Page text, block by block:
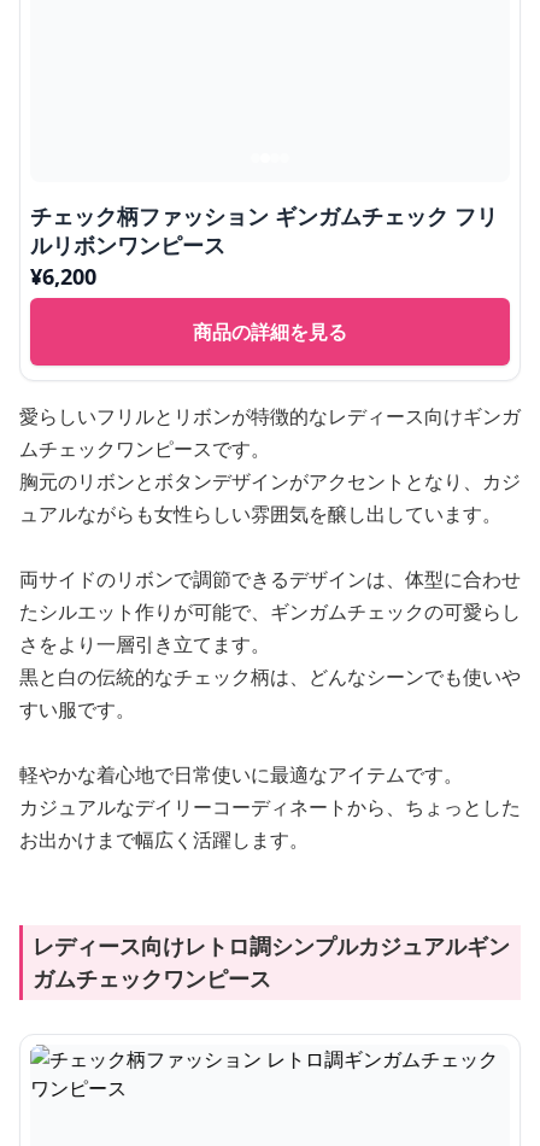
チェック柄ファッション ギンガムチェック フリ
ルリボンワンピース
¥6,200
商品の詳細を見る
愛らしいフリルとリボンが特徴的なレディース向けギンガ
ムチェックワンピースです。
胸元のリボンとボタンデザインがアクセントとなり、カジ
ュアルながらも女性らしい雰囲気を醸し出しています。
両サイドのリボンで調節できるデザインは、体型に合わせ
たシルエット作りが可能で、ギンガムチェックの可愛らし
さをより一層引き立てます。
黒と白の伝統的なチェック柄は、どんなシーンでも使いや
すい服です。
軽やかな着心地で日常使いに最適なアイテムです。
カジュアルなデイリーコーディネートから、ちょっとした
お出かけまで幅広く活躍します。
レディース向けレトロ調シンプルカジュアルギン
ガムチェックワンピース